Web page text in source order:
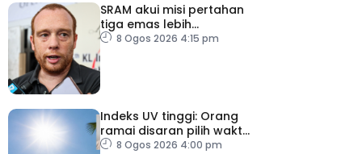
SRAM akui misi pertahan
tiga emas lebih
mencabar
8 Ogos 2026 4:15 pm
Indeks UV tinggi: Orang
ramai disaran pilih waktu
sesuai untuk aktiviti luar
8 Ogos 2026 4:00 pm